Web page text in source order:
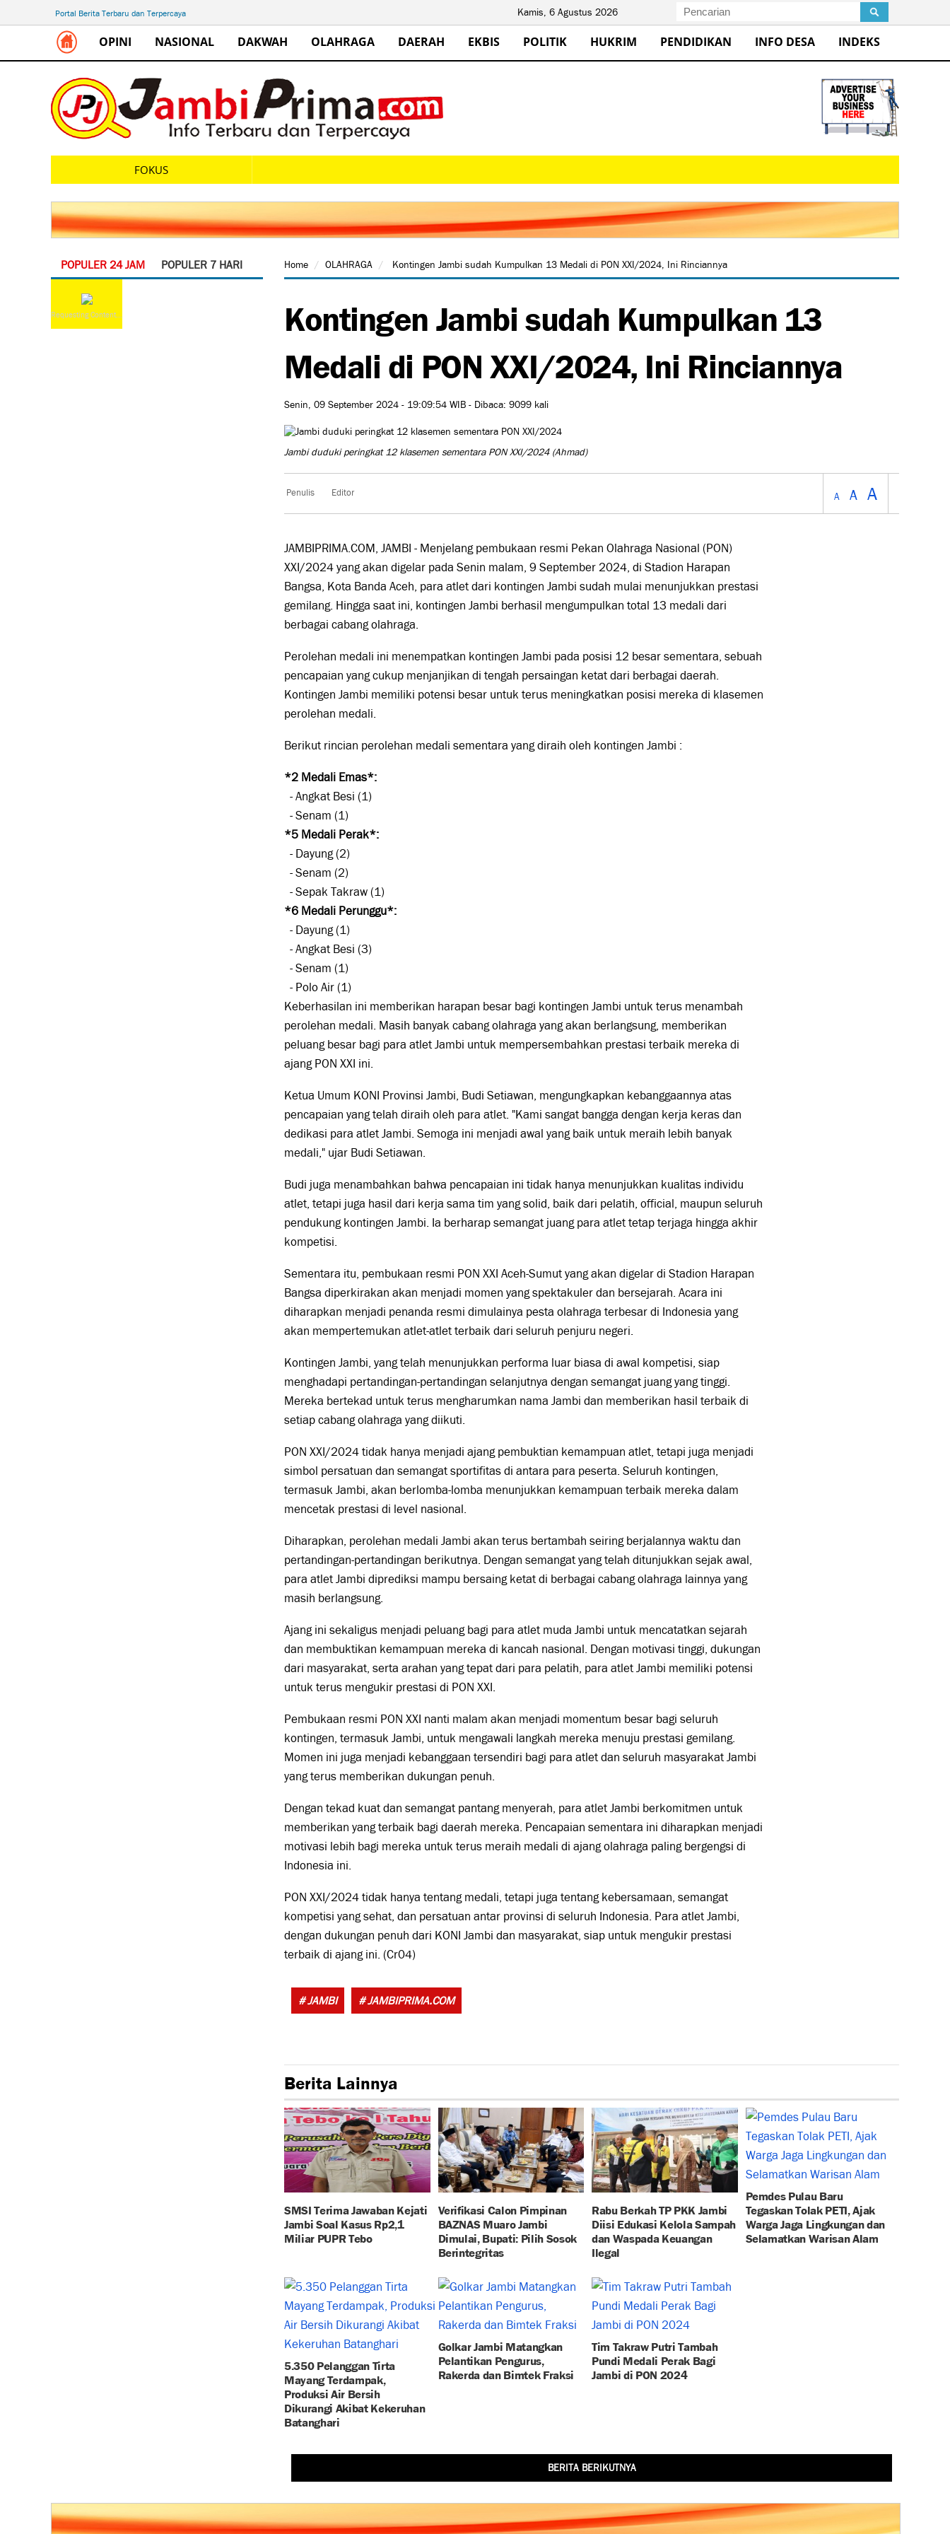
Portal Berita Terbaru dan Terpercaya Kamis, 6 Agustus 2026
OPINI NASIONAL DAKWAH OLAHRAGA DAERAH EKBIS POLITIK HUKRIM PENDIDIKAN INFO DESA INDEKS
FOKUS
POPULER 24 JAM POPULER 7 HARI
Requesting Content...
Home OLAHRAGA Kontingen Jambi sudah Kumpulkan 13 Medali di PON XXI/2024, Ini Rinciannya
Kontingen Jambi sudah Kumpulkan 13
Medali di PON XXI/2024, Ini Rinciannya
Senin, 09 September 2024 - 19:09:54 WIB - Dibaca: 9099 kali
Jambi duduki peringkat 12 klasemen sementara PON XXI/2024 (Ahmad)
Penulis Editor A A A
JAMBIPRIMA.COM, JAMBI - Menjelang pembukaan resmi Pekan Olahraga Nasional (PON)
XXI/2024 yang akan digelar pada Senin malam, 9 September 2024, di Stadion Harapan
Bangsa, Kota Banda Aceh, para atlet dari kontingen Jambi sudah mulai menunjukkan prestasi
gemilang. Hingga saat ini, kontingen Jambi berhasil mengumpulkan total 13 medali dari
berbagai cabang olahraga.
Perolehan medali ini menempatkan kontingen Jambi pada posisi 12 besar sementara, sebuah
pencapaian yang cukup menjanjikan di tengah persaingan ketat dari berbagai daerah.
Kontingen Jambi memiliki potensi besar untuk terus meningkatkan posisi mereka di klasemen
perolehan medali.
Berikut rincian perolehan medali sementara yang diraih oleh kontingen Jambi :
*2 Medali Emas*:
- Angkat Besi (1)
- Senam (1)
*5 Medali Perak*:
- Dayung (2)
- Senam (2)
- Sepak Takraw (1)
*6 Medali Perunggu*:
- Dayung (1)
- Angkat Besi (3)
- Senam (1)
- Polo Air (1)
Keberhasilan ini memberikan harapan besar bagi kontingen Jambi untuk terus menambah
perolehan medali. Masih banyak cabang olahraga yang akan berlangsung, memberikan
peluang besar bagi para atlet Jambi untuk mempersembahkan prestasi terbaik mereka di
ajang PON XXI ini.
Ketua Umum KONI Provinsi Jambi, Budi Setiawan, mengungkapkan kebanggaannya atas
pencapaian yang telah diraih oleh para atlet. "Kami sangat bangga dengan kerja keras dan
dedikasi para atlet Jambi. Semoga ini menjadi awal yang baik untuk meraih lebih banyak
medali," ujar Budi Setiawan.
Budi juga menambahkan bahwa pencapaian ini tidak hanya menunjukkan kualitas individu
atlet, tetapi juga hasil dari kerja sama tim yang solid, baik dari pelatih, official, maupun seluruh
pendukung kontingen Jambi. Ia berharap semangat juang para atlet tetap terjaga hingga akhir
kompetisi.
Sementara itu, pembukaan resmi PON XXI Aceh-Sumut yang akan digelar di Stadion Harapan
Bangsa diperkirakan akan menjadi momen yang spektakuler dan bersejarah. Acara ini
diharapkan menjadi penanda resmi dimulainya pesta olahraga terbesar di Indonesia yang
akan mempertemukan atlet-atlet terbaik dari seluruh penjuru negeri.
Kontingen Jambi, yang telah menunjukkan performa luar biasa di awal kompetisi, siap
menghadapi pertandingan-pertandingan selanjutnya dengan semangat juang yang tinggi.
Mereka bertekad untuk terus mengharumkan nama Jambi dan memberikan hasil terbaik di
setiap cabang olahraga yang diikuti.
PON XXI/2024 tidak hanya menjadi ajang pembuktian kemampuan atlet, tetapi juga menjadi
simbol persatuan dan semangat sportifitas di antara para peserta. Seluruh kontingen,
termasuk Jambi, akan berlomba-lomba menunjukkan kemampuan terbaik mereka dalam
mencetak prestasi di level nasional.
Diharapkan, perolehan medali Jambi akan terus bertambah seiring berjalannya waktu dan
pertandingan-pertandingan berikutnya. Dengan semangat yang telah ditunjukkan sejak awal,
para atlet Jambi diprediksi mampu bersaing ketat di berbagai cabang olahraga lainnya yang
masih berlangsung.
Ajang ini sekaligus menjadi peluang bagi para atlet muda Jambi untuk mencatatkan sejarah
dan membuktikan kemampuan mereka di kancah nasional. Dengan motivasi tinggi, dukungan
dari masyarakat, serta arahan yang tepat dari para pelatih, para atlet Jambi memiliki potensi
untuk terus mengukir prestasi di PON XXI.
Pembukaan resmi PON XXI nanti malam akan menjadi momentum besar bagi seluruh
kontingen, termasuk Jambi, untuk mengawali langkah mereka menuju prestasi gemilang.
Momen ini juga menjadi kebanggaan tersendiri bagi para atlet dan seluruh masyarakat Jambi
yang terus memberikan dukungan penuh.
Dengan tekad kuat dan semangat pantang menyerah, para atlet Jambi berkomitmen untuk
memberikan yang terbaik bagi daerah mereka. Pencapaian sementara ini diharapkan menjadi
motivasi lebih bagi mereka untuk terus meraih medali di ajang olahraga paling bergengsi di
Indonesia ini.
PON XXI/2024 tidak hanya tentang medali, tetapi juga tentang kebersamaan, semangat
kompetisi yang sehat, dan persatuan antar provinsi di seluruh Indonesia. Para atlet Jambi,
dengan dukungan penuh dari KONI Jambi dan masyarakat, siap untuk mengukir prestasi
terbaik di ajang ini. (Cr04)
# JAMBI # JAMBIPRIMA.COM
Berita Lainnya
SMSI Terima Jawaban Kejati
Jambi Soal Kasus Rp2,1
Miliar PUPR Tebo
Verifikasi Calon Pimpinan
BAZNAS Muaro Jambi
Dimulai, Bupati: Pilih Sosok
Berintegritas
Rabu Berkah TP PKK Jambi
Diisi Edukasi Kelola Sampah
dan Waspada Keuangan
Ilegal
Pemdes Pulau Baru
Tegaskan Tolak PETI, Ajak
Warga Jaga Lingkungan dan
Selamatkan Warisan Alam
5.350 Pelanggan Tirta
Mayang Terdampak,
Produksi Air Bersih
Dikurangi Akibat Kekeruhan
Batanghari
Golkar Jambi Matangkan
Pelantikan Pengurus,
Rakerda dan Bimtek Fraksi
Tim Takraw Putri Tambah
Pundi Medali Perak Bagi
Jambi di PON 2024
BERITA BERIKUTNYA